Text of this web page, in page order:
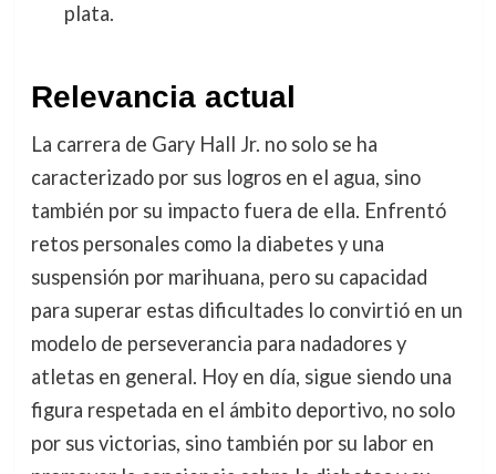
plata.
Relevancia actual
La carrera de Gary Hall Jr. no solo se ha
caracterizado por sus logros en el agua, sino
también por su impacto fuera de ella. Enfrentó
retos personales como la diabetes y una
suspensión por marihuana, pero su capacidad
para superar estas dificultades lo convirtió en un
modelo de perseverancia para nadadores y
atletas en general. Hoy en día, sigue siendo una
figura respetada en el ámbito deportivo, no solo
por sus victorias, sino también por su labor en